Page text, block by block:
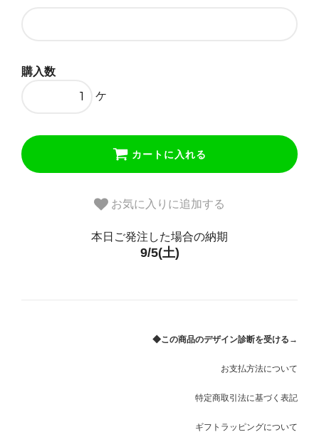
購入数
ケ
カートに入れる
お気に入りに追加する
本日ご発注した場合の納期
9/5(土)
◆この商品のデザイン診断を受ける→
お支払方法について
特定商取引法に基づく表記
ギフトラッピングについて